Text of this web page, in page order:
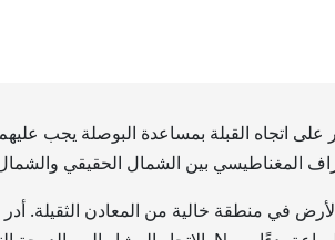
على اتجاه القبلة بمساعدة البوصلة يجب
المغناطيسي بين الشمال الحقيقي
في منطقة خالية من المعادن الثقيلة.